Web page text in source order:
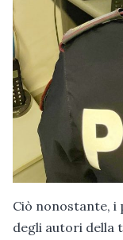
Ciò nonostante,
degli autori della